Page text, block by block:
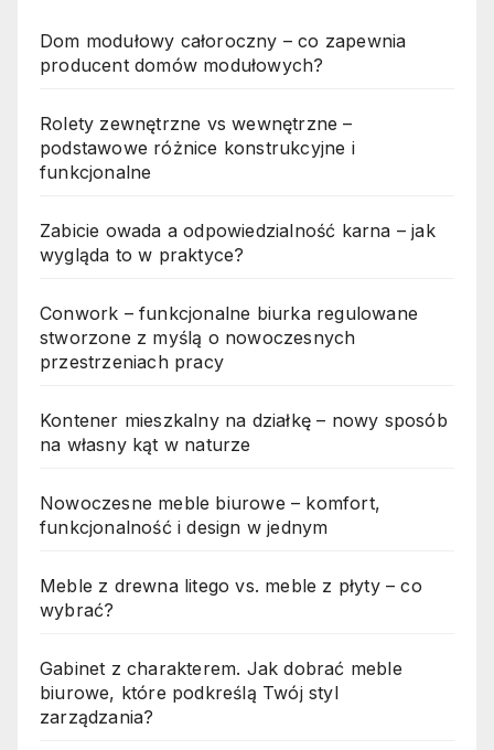
Dom modułowy całoroczny – co zapewnia
producent domów modułowych?
Rolety zewnętrzne vs wewnętrzne –
podstawowe różnice konstrukcyjne i
funkcjonalne
Zabicie owada a odpowiedzialność karna – jak
wygląda to w praktyce?
Conwork – funkcjonalne biurka regulowane
stworzone z myślą o nowoczesnych
przestrzeniach pracy
Kontener mieszkalny na działkę – nowy sposób
na własny kąt w naturze
Nowoczesne meble biurowe – komfort,
funkcjonalność i design w jednym
Meble z drewna litego vs. meble z płyty – co
wybrać?
Gabinet z charakterem. Jak dobrać meble
biurowe, które podkreślą Twój styl
zarządzania?